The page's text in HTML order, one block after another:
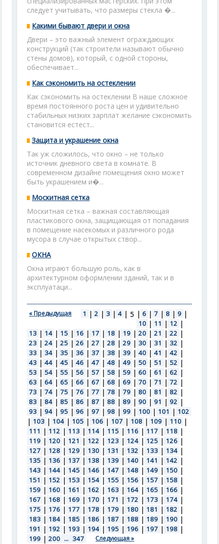
следует учитывать, что размеры стекла �...
Какими бывают двери и окна
Двери – это важный элемент ограждающих
конструкций (так строители называют обычно
стены домов), который, с одной стороны,
обеспечивает...
Как сэкономить на остеклении
Как сэкономить на остеклении В наше сложное
время постоянного роста цен и удивительно
стабильных низких зарплат желание сэкономить
становится естест...
Защита и украшение окна
Так уж сложилось, что окно – не только
источник дневного света в комнате. В
современном дизайне помещения окно может
быть украшением и�...
Москитная сетка
Москитная сетка – важная составляющая
пластикового окна, защищающая от попадания
в помещение насекомых и различного рода
мусора в случае открытых створ...
ОКНА
Окна играют большую роль, как в
архитектурном оформлении зданий, так и в
эксплуатаци...
« Предыдущая 1 | 2 | 3 | 4 | 5 | 6 | 7 | 8 | 9 |
10 | 11 | 12 |
13 | 14 | 15 | 16 | 17 | 18 | 19 | 20 | 21 | 22 |
23 | 24 | 25 | 26 | 27 | 28 | 29 | 30 | 31 | 32 |
33 | 34 | 35 | 36 | 37 | 38 | 39 | 40 | 41 | 42 |
43 | 44 | 45 | 46 | 47 | 48 | 49 | 50 | 51 | 52 |
53 | 54 | 55 | 56 | 57 | 58 | 59 | 60 | 61 | 62 |
63 | 64 | 65 | 66 | 67 | 68 | 69 | 70 | 71 | 72 |
73 | 74 | 75 | 76 | 77 | 78 | 79 | 80 | 81 | 82 |
83 | 84 | 85 | 86 | 87 | 88 | 89 | 90 | 91 | 92 |
93 | 94 | 95 | 96 | 97 | 98 | 99 | 100 | 101 | 102
| 103 | 104 | 105 | 106 | 107 | 108 | 109 | 110 |
111 | 112 | 113 | 114 | 115 | 116 | 117 | 118 |
119 | 120 | 121 | 122 | 123 | 124 | 125 | 126 |
127 | 128 | 129 | 130 | 131 | 132 | 133 | 134 |
135 | 136 | 137 | 138 | 139 | 140 | 141 | 142 |
143 | 144 | 145 | 146 | 147 | 148 | 149 | 150 |
151 | 152 | 153 | 154 | 155 | 156 | 157 | 158 |
159 | 160 | 161 | 162 | 163 | 164 | 165 | 166 |
167 | 168 | 169 | 170 | 171 | 172 | 173 | 174 |
175 | 176 | 177 | 178 | 179 | 180 | 181 | 182 |
183 | 184 | 185 | 186 | 187 | 188 | 189 | 190 |
191 | 192 | 193 | 194 | 195 | 196 | 197 | 198 |
199 | 200 ... 347 Следующая »